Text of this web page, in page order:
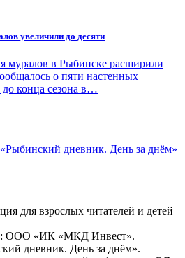
увеличили до десяти
муралов в Рыбинске расширили
о пяти настенных
до конца сезона в…
дневник. День за днём»
для взрослых читателей и детей
ООО «ИК «МКД Инвест».
дневник. День за днём».